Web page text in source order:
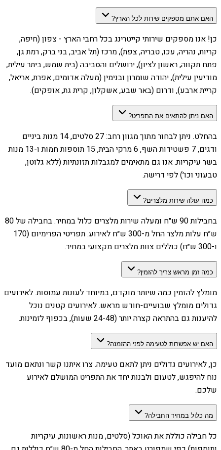
האם אתם מספקים שירות לכל הארץ?
כן! אנו מספקים שירותי קייטרינג בכל רחבי הארץ - צפון (חיפה,
קריות, נהריה, עכו, טבריה, צפת), מרכז (תל אביב, בני ברק, רמת גן,
פתח תקווה, ראשון לציון), ירושלים והסביבה (בית שמש, ביתר עילית,
מודיעין עילית), יהודה שומרון ובנימין (מעלה אדומים, אפרת, אריאל,
קריית ארבע), ודרום (באר שבע, אשקלון, קרית גת, אופקים).
האם ניתן להתאים את התפריט?
בהחלט. ניתן לבחור מתוך מגוון רחב: 27 סלטים, 14 מנות ביניים
ודגים, 7 פשטידות השף, 6 מרקי הבית, 15 תוספות חמות ו-13 מנות
בשר עיקריות. אנו גם מתאימים למגבלות תזונתיות (ללא גלוטן,
טבעוני וכו׳) לפי דרישה.
כמה עולה שירות מלצרים?
בחבילות 90 ש״ח ומעלה שירות מלצרים כלול במחיר. בחבילה של 80
ש״ח עלות מלצר החל מ-300 ש״ח לאירוע. תפריטי הפרימיום (170
ו-300 ש״ח) כוללים צוות מלצרים מקצועי במחיר.
כמה זמן מראש צריך להזמין?
מומלץ להזמין כמה שיותר מוקדם, במיוחד לעונות עמוסות. לאירועים
גדולים מומלץ שבועיים-חודש מראש. לאירועים קטנים נוכל
להיענות גם בהתראה קצרה יותר (24-48 שעות), בכפוף לזמינות.
האם יש אפשרות לטעימה לפני ההזמנה?
כן, לאירועים גדולים ניתן לתאם טעימה. צרו איתנו קשר ונתאם מועד
נוח להיפגש, לטעום ולבנות יחד את התפריט המושלם לאירוע
שלכם.
מה כלול במחיר החבילה?
כל חבילה כוללת את האוכל (סלטים, מנות ראשונות, עיקריות